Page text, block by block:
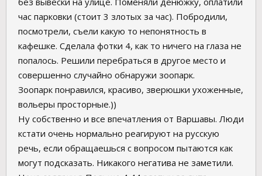
час парковки (стоит 3 злотых за час). Побродили,
посмотрели, съели какую то непонятность в
кафешке. Сделала фотки 4, как то ничего на глаза не
попалось. Решили перебраться в другое место и
совершенно случайно обнаружи зоопарк.
Зоопарк понравился, красиво, зверюшки ухоженные,
вольеры просторные.))
Ну собственно и все впечатления от Варшавы. Люди
кстати очень нормально реагируют на русскую
речь, если обращаешься с вопросом пытаются как
могут подсказать. Никакого негатива не заметили.